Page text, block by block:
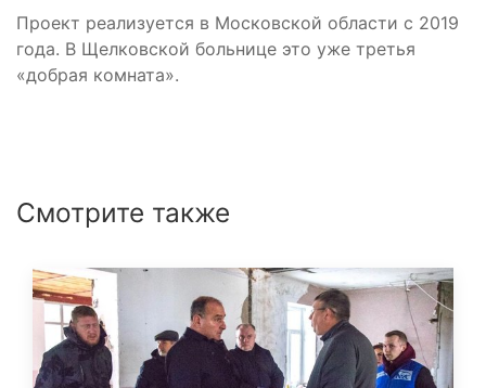
Проект реализуется в Московской области с 2019
года. В Щелковской больнице это уже третья
«добрая комната».
Смотрите также